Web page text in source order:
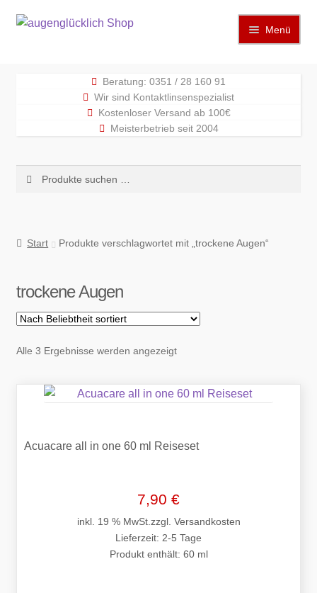
Zur
Zum
Menü
Allgemeine Geschäftsbedingungen
Elektronisches Widerrufsformular
Impressum
Kasse
Lieferzeiten für DHL und Hermes
Nehmen Sie Kontakt mit uns auf
Registrieren / Neuanmeldung
Beratung: 0351 / 28 160 91
Wir sind Kontaktlinsenspezialist
Kostenloser Versand ab 100€
Meisterbetrieb seit 2004
Start Produkte verschlagwortet mit „trockene Augen“
trockene Augen
Alle 3 Ergebnisse werden angezeigtNach
Acuacare all in one 60 ml Reiseset
7,90 €
inkl. 19 % MwSt. zzgl. Versandkosten
Lieferzeit: 2-5 Tage
Produkt enthält: 60 ml